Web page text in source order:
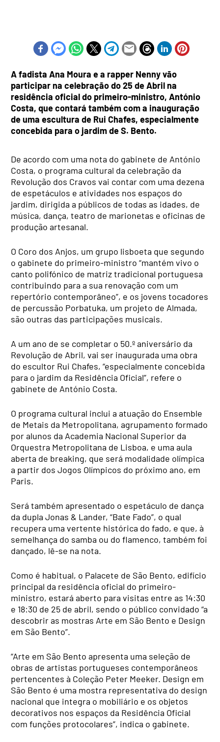
A fadista Ana Moura e a rapper Nenny vão
participar na celebração do 25 de Abril na
residência oficial do primeiro-ministro, António
Costa, que contará também com a inauguração
de uma escultura de Rui Chafes, especialmente
concebida para o jardim de S. Bento.
De acordo com uma nota do gabinete de António
Costa, o programa cultural da celebração da
Revolução dos Cravos vai contar com uma dezena
de espetáculos e atividades nos espaços do
jardim, dirigida a públicos de todas as idades, de
música, dança, teatro de marionetas e oficinas de
produção artesanal.
O Coro dos Anjos, um grupo lisboeta que segundo
o gabinete do primeiro-ministro “mantém vivo o
canto polifónico de matriz tradicional portuguesa
contribuindo para a sua renovação com um
repertório contemporâneo”, e os jovens tocadores
de percussão Porbatuka, um projeto de Almada,
são outras das participações musicais.
A um ano de se completar o 50.º aniversário da
Revolução de Abril, vai ser inaugurada uma obra
do escultor Rui Chafes, “especialmente concebida
para o jardim da Residência Oficial”, refere o
gabinete de António Costa.
O programa cultural inclui a atuação do Ensemble
de Metais da Metropolitana, agrupamento formado
por alunos da Academia Nacional Superior da
Orquestra Metropolitana de Lisboa, e uma aula
aberta de breaking, que será modalidade olímpica
a partir dos Jogos Olímpicos do próximo ano, em
Paris.
Será também apresentado o espetáculo de dança
da dupla Jonas & Lander, “Bate Fado”, o qual
recupera uma vertente histórica do fado, e que, à
semelhança do samba ou do flamenco, também foi
dançado, lê-se na nota.
Como é habitual, o Palacete de São Bento, edifício
principal da residência oficial do primeiro-
ministro, estará aberto para visitas entre as 14:30
e 18:30 de 25 de abril, sendo o público convidado “a
descobrir as mostras Arte em São Bento e Design
em São Bento”.
“Arte em São Bento apresenta uma seleção de
obras de artistas portugueses contemporâneos
pertencentes à Coleção Peter Meeker. Design em
São Bento é uma mostra representativa do design
nacional que integra o mobiliário e os objetos
decorativos nos espaços da Residência Oficial
com funções protocolares”, indica o gabinete.